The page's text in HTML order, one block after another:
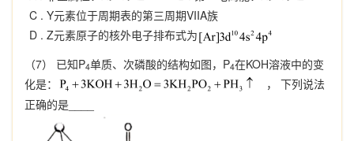
C . Y元素位于周期表的第三周期VIIA族
D . Z元素原子的核外电子排布式为
（7） 已知P4单质、次磷酸的结构如图，P4在KOH溶液中的变
化是：
， 下列说法
正确的是____